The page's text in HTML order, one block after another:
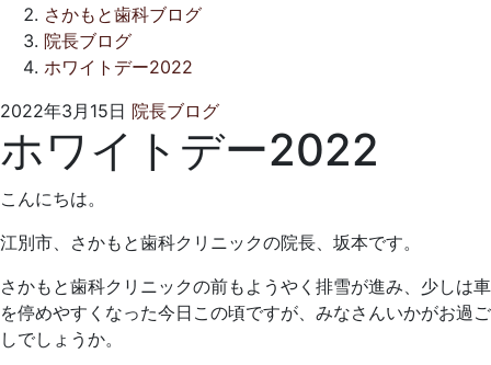
さかもと歯科ブログ
院長ブログ
ホワイトデー2022
2022年3月15日 院長ブログ2022
年
日
さ
か
科
リ
ニ
ホワイトデー2022
こんにちは。
江別市、さかもと歯科クリニックの院長、坂本です。
さかもと歯科クリニックの前もようやく排雪が進み、少しは車
を停めやすくなった今日この頃ですが、みなさんいかがお過ご
しでしょうか。